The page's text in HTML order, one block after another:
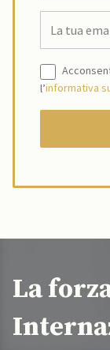
l’informativa
La